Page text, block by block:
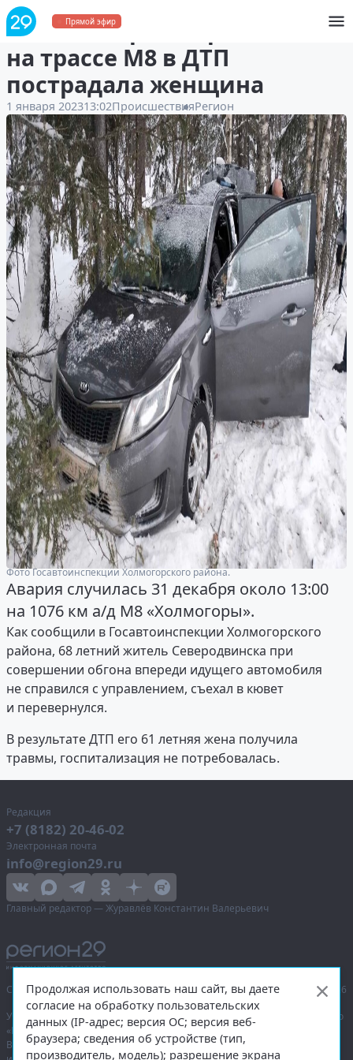
Прямой эфир
В Холмогорском районе
на трассе М8 в ДТП
пострадала женщина
1 января 202313:02ПроисшествияРегион
Фото Госавтоинспекции Холмогорского района.
Авария случилась 31 декабря около 13:00
на 1076 км а/д М8 «Холмогоры».
Как сообщили в Госавтоинспекции Холмогорского
района, 68 летний житель Северодвинска при
совершении обгона впереди идущего автомобиля
не справился с управлением, съехал в кювет
и перевернулся.
В результате ДТП его 61 летняя жена получила
травмы, госпитализация не потребовалась.
Редакция
+7 (8182) 20-46-02
Электронная почта
info@region29.ru
Главный редактор — Журавлёв Константин Валерьевич
Сетевое издание «Информационное агентство Регион 29»,
© 2016–2026
Учредитель — общество с ограниченной ответственностью «Агентство
«Правда Севера».
Выписка из реестра зарегистрированных средств массовой
Продолжая использовать наш сайт, вы даете
согласие на обработку пользовательских
данных (IP-адрес; версия ОС; версия веб-
браузера; сведения об устройстве (тип,
производитель, модель); разрешение экрана